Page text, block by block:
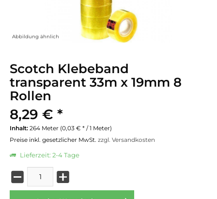
Abbildung ähnlich
Scotch Klebeband
transparent 33m x 19mm 8
Rollen
8,29 € *
Inhalt: 264 Meter (0,03 € * / 1 Meter)
Preise inkl. gesetzlicher MwSt. zzgl. Versandkosten
Lieferzeit: 2-4 Tage